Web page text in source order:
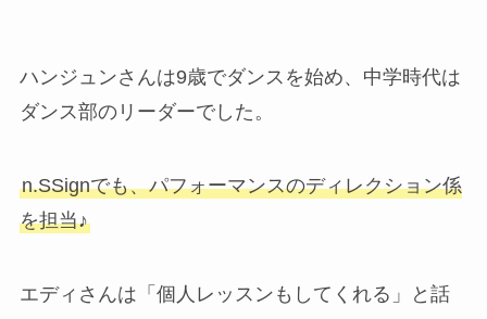
ハンジュンさんは9歳でダンスを始め、中学時代は
ダンス部のリーダーでした。
n.SSignでも、パフォーマンスのディレクション係
を担当♪
エディさんは「個人レッスンもしてくれる」と話